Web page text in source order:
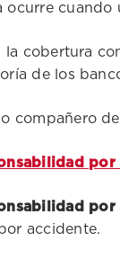
ocurre cuando
la cobertura
de los
compañero
por
accidente.